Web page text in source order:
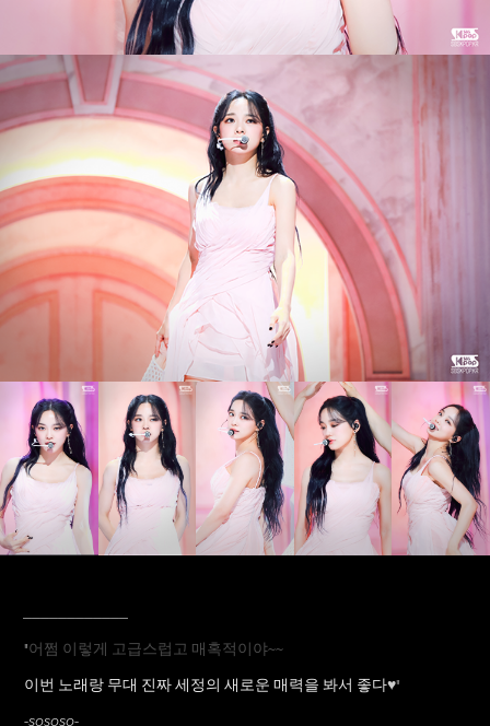
____________
"어쩜 이렇게 고급스럽고 매혹적이야~~
이번 노래랑 무대 진짜 세정의 새로운 매력을 봐서 좋다♥"
-sososo-